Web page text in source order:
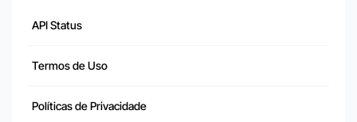
API Status
Termos de Uso
Políticas de Privacidade